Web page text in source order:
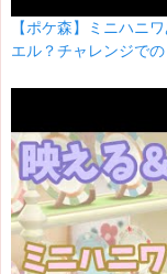
【ポケ森】ミニハニ
エル？チャレンジで